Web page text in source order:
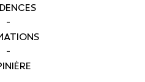
-
-